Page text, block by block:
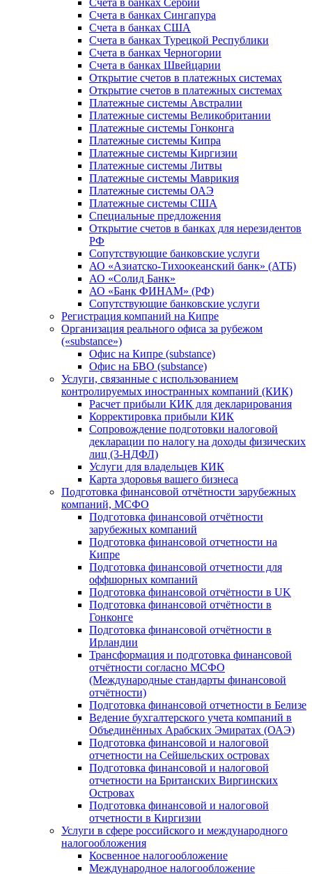
Счета в банках Сербии
Счета в банках Сингапура
Счета в банках США
Счета в банках Турецкой Республики
Счета в банках Черногории
Счета в банках Швейцарии
Открытие счетов в платежных системах
Открытие счетов в платежных системах
Платежные системы Австралии
Платежные системы Великобритании
Платежные системы Гонконга
Платежные системы Кипра
Платежные системы Киргизии
Платежные системы Литвы
Платежные системы Маврикия
Платежные системы ОАЭ
Платежные системы США
Специальные предложения
Открытие счетов в банках для нерезидентов
РФ
Сопутствующие банковские услуги
АО «Азиатско-Тихоокеанский банк» (АТБ)
АО «Солид Банк»
АО «Банк ФИНАМ» (РФ)
Сопутствующие банковские услуги
Регистрация компаний на Кипре
Организация реального офиса за рубежом
(«substance»)
Офис на Кипре (substance)
Офис на БВО (substance)
Услуги, связанные с использованием
контролируемых иностранных компаний (КИК)
Расчет прибыли КИК для декларирования
Корректировка прибыли КИК
Сопровождение подготовки налоговой
декларации по налогу на доходы физических
лиц (3-НДФЛ)
Услуги для владельцев КИК
Карта здоровья вашего бизнеса
Подготовка финансовой отчётности зарубежных
компаний, МСФО
Подготовка финансовой отчётности
зарубежных компаний
Подготовка финансовой отчетности на
Кипре
Подготовка финансовой отчетности для
оффшорных компаний
Подготовка финансовой отчётности в UK
Подготовка финансовой отчётности в
Гонконге
Подготовка финансовой отчётности в
Ирландии
Трансформация и подготовка финансовой
отчётности согласно МСФО
(Международные стандарты финансовой
отчётности)
Подготовка финансовой отчетности в Белизе
Ведение бухгалтерского учета компаний в
Объединённых Арабских Эмиратах (ОАЭ)
Подготовка финансовой и налоговой
отчетности на Сейшельских островах
Подготовка финансовой и налоговой
отчетности на Британских Виргинских
Островах
Подготовка финансовой и налоговой
отчетности в Киргизии
Услуги в сфере российского и международного
налогообложения
Косвенное налогообложение
Международное налогообложение